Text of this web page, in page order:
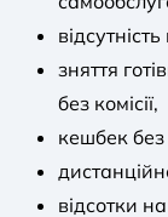
зняття
без комісії,
кешбек без
відсотки